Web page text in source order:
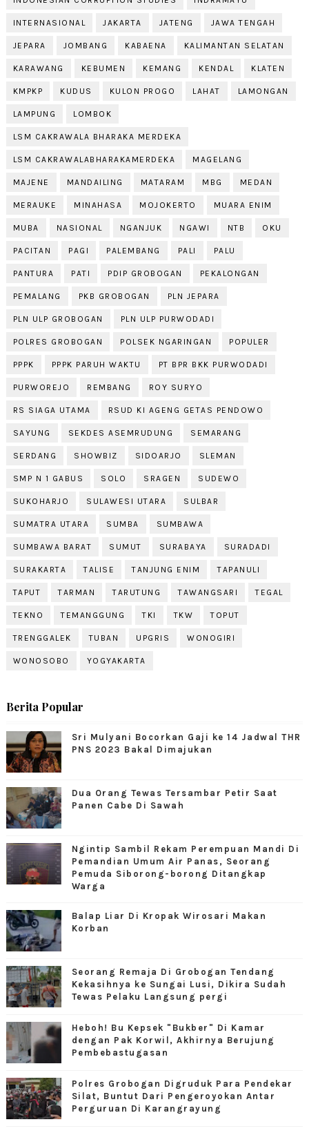
INTERNASIONAL JAKARTA JATENG JAWA TENGAH
JEPARA JOMBANG KABAENA KALIMANTAN SELATAN
KARAWANG KEBUMEN KEMANG KENDAL KLATEN
KMPKP KUDUS KULON PROGO LAHAT LAMONGAN
LAMPUNG LOMBOK
LSM CAKRAWALA BHARAKA MERDEKA
LSM CAKRAWALABHARAKAMERDEKA MAGELANG
MAJENE MANDAILING MATARAM MBG MEDAN
MERAUKE MINAHASA MOJOKERTO MUARA ENIM
MUBA NASIONAL NGANJUK NGAWI NTB OKU
PACITAN PAGI PALEMBANG PALI PALU
PANTURA PATI PDIP GROBOGAN PEKALONGAN
PEMALANG PKB GROBOGAN PLN JEPARA
PLN ULP GROBOGAN PLN ULP PURWODADI
POLRES GROBOGAN POLSEK NGARINGAN POPULER
PPPK PPPK PARUH WAKTU PT BPR BKK PURWODADI
PURWOREJO REMBANG ROY SURYO
RS SIAGA UTAMA RSUD KI AGENG GETAS PENDOWO
SAYUNG SEKDES ASEMRUDUNG SEMARANG
SERDANG SHOWBIZ SIDOARJO SLEMAN
SMP N 1 GABUS SOLO SRAGEN SUDEWO
SUKOHARJO SULAWESI UTARA SULBAR
SUMATRA UTARA SUMBA SUMBAWA
SUMBAWA BARAT SUMUT SURABAYA SURADADI
SURAKARTA TALISE TANJUNG ENIM TAPANULI
TAPUT TARMAN TARUTUNG TAWANGSARI TEGAL
TEKNO TEMANGGUNG TKI TKW TOPUT
TRENGGALEK TUBAN UPGRIS WONOGIRI
WONOSOBO YOGYAKARTA
Berita Popular
Sri Mulyani Bocorkan Gaji ke 14 Jadwal THR
PNS 2023 Bakal Dimajukan
Dua Orang Tewas Tersambar Petir Saat
Panen Cabe Di Sawah
Ngintip Sambil Rekam Perempuan Mandi Di
Pemandian Umum Air Panas, Seorang
Pemuda Siborong-borong Ditangkap
Warga
Balap Liar Di Kropak Wirosari Makan
Korban
Seorang Remaja Di Grobogan Tendang
Kekasihnya ke Sungai Lusi, Dikira Sudah
Tewas Pelaku Langsung pergi
Heboh! Bu Kepsek "Bukber" Di Kamar
dengan Pak Korwil, Akhirnya Berujung
Pembebastugasan
Polres Grobogan Digruduk Para Pendekar
Silat, Buntut Dari Pengeroyokan Antar
Perguruan Di Karangrayung